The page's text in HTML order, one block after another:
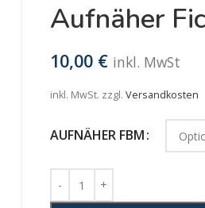
Aufnäher
10,00 € inkl. MwSt
inkl. MwSt. zzgl. Versandkosten
AUFNÄHER FBM